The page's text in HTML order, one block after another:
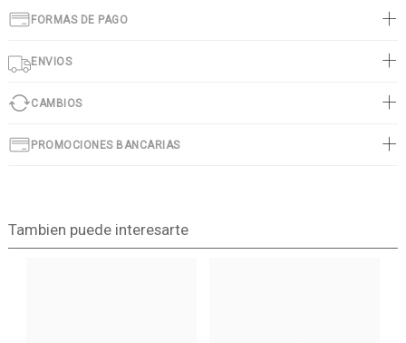
FORMAS DE PAGO
ENVIOS
CAMBIOS
PROMOCIONES BANCARIAS
Tambien puede interesarte